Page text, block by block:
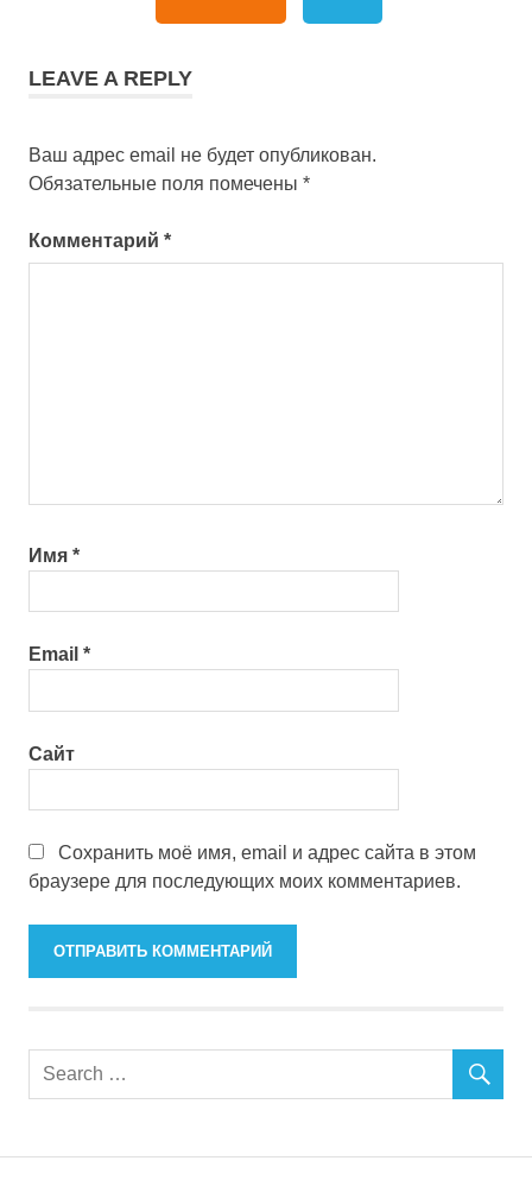
LEAVE A REPLY
Ваш адрес email не будет опубликован.
Обязательные поля помечены *
Комментарий *
Имя *
Email *
Сайт
Сохранить моё имя, email и адрес сайта в этом
браузере для последующих моих комментариев.